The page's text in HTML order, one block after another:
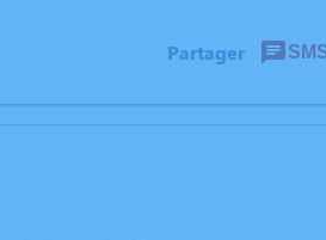
Partager